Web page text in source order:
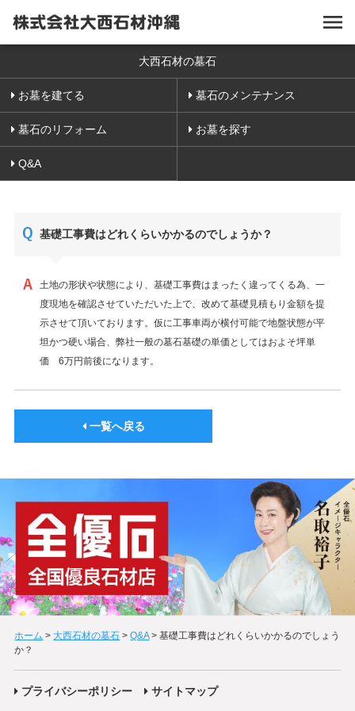
大西石材の墓石
お墓を建てる 墓石のメンテナンス
墓石のリフォーム お墓を探す
Q&A
基礎工事費はどれくらいかかるのでしょうか？
土地の形状や状態により、基礎工事費はまったく違ってくる為、一
度現地を確認させていただいた上で、改めて基礎見積もり金額を提
示させて頂いております。仮に工事車両が横付可能で地盤状態が平
坦かつ硬い場合、弊社一般の墓石基礎の単価としてはおよそ坪単
価 6万円前後になります。
一覧へ戻る
ホーム > 大西石材の墓石 >Q&A>基礎工事費はどれくらいかかるのでしょう
か？
プライバシーポリシー サイトマップ